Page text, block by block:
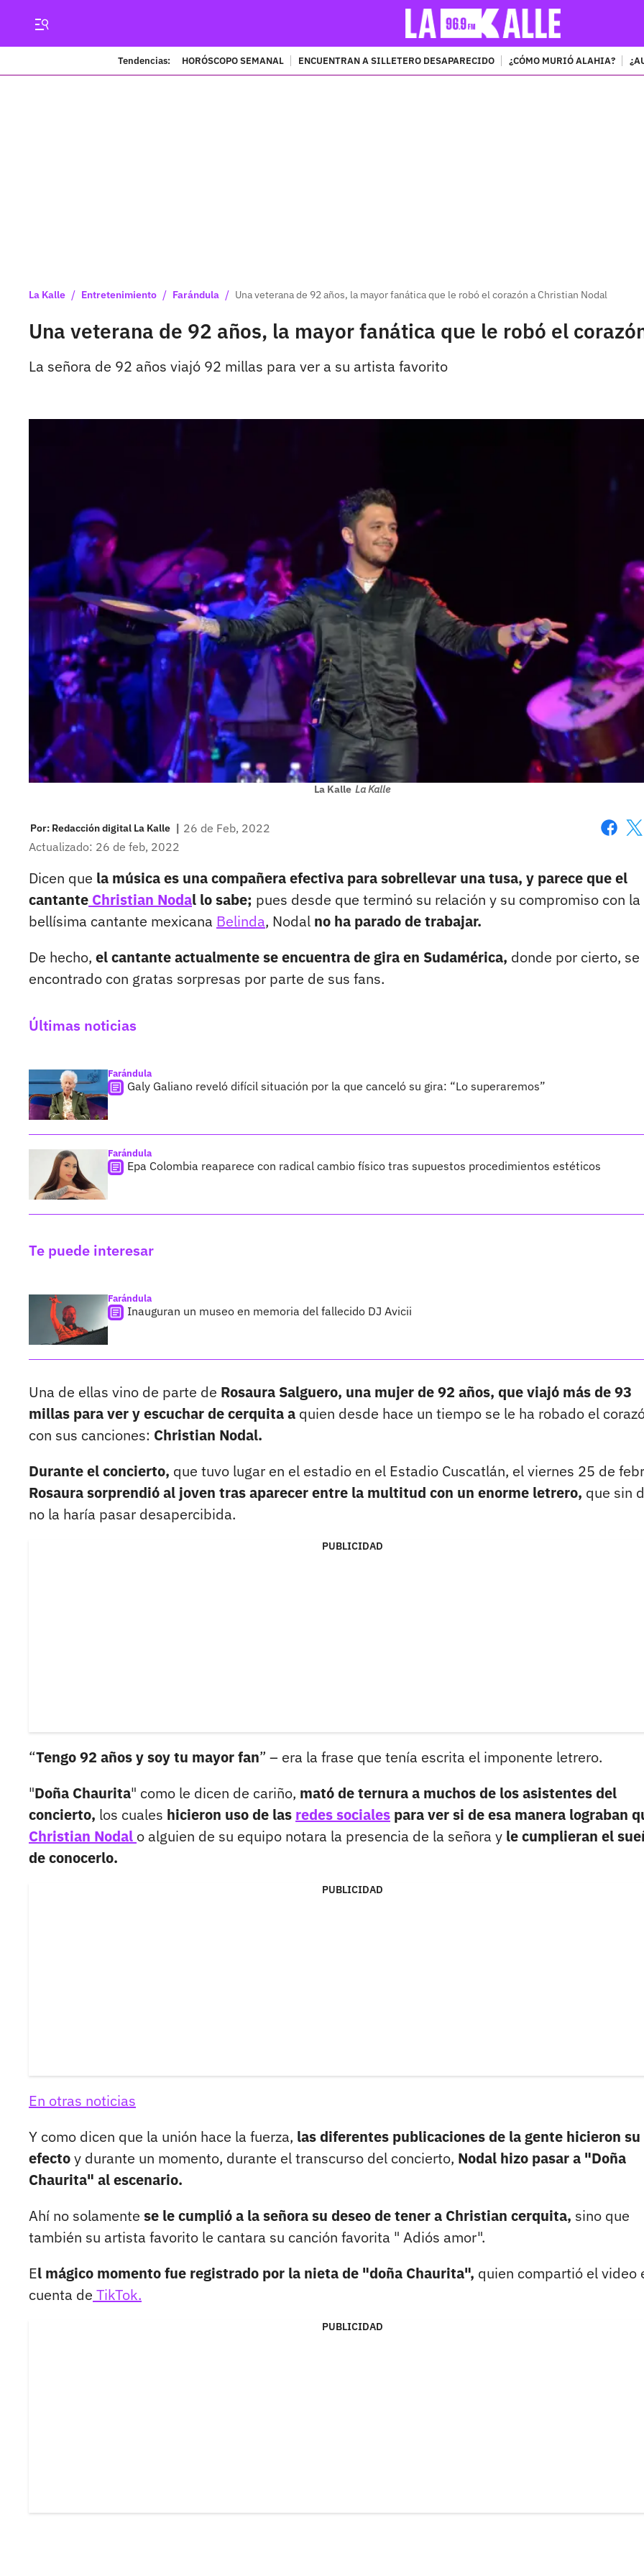
Tendencias: HORÓSCOPO SEMANAL ENCUENTRAN A SILLETERO DESAPARECIDO ¿CÓMO MURIÓ ALAHIA?
La Kalle / Entretenimiento / Farándula / Una veterana de 92 años, la mayor fanática que le robó el corazón a Christian Nodal
Una veterana de 92 años, la mayor fanática que le robó el
La señora de 92 años viajó 92 millas para ver a su artista favorito
La Kalle La Kalle
Por: Redacción digital La Kalle | 26 de Feb, 2022
Actualizado: 26 de feb, 2022
Dicen que la música es una compañera efectiva para sobrellevar una tusa, y parece que el
cantante Christian Nodal lo sabe; pues desde que terminó su relación y su compromiso con la
bellísima cantante mexicana Belinda, Nodal no ha parado de trabajar.
De hecho, el cantante actualmente se encuentra de gira en Sudamérica, donde por cierto, se
encontrado con gratas sorpresas por parte de sus fans.
Últimas noticias
Farándula
Galy Galiano reveló difícil situación por la que canceló su gira: “Lo superaremos”
Farándula
Epa Colombia reaparece con radical cambio físico tras supuestos procedimientos estéticos
Te puede interesar
Farándula
Inauguran un museo en memoria del fallecido DJ Avicii
Una de ellas vino de parte de Rosaura Salguero, una mujer de 92 años, que viajó más de 93
millas para ver y escuchar de cerquita a quien desde hace un tiempo se le ha robado el
con sus canciones: Christian Nodal.
Durante el concierto, que tuvo lugar en el estadio en el Estadio Cuscatlán, el viernes 25 de
Rosaura sorprendió al joven tras aparecer entre la multitud con un enorme letrero, que sin
no la haría pasar desapercibida.
PUBLICIDAD
“Tengo 92 años y soy tu mayor fan” – era la frase que tenía escrita el imponente letrero.
"Doña Chaurita" como le dicen de cariño, mató de ternura a muchos de los asistentes del
concierto, los cuales hicieron uso de las redes sociales para ver si de esa manera lograban
Christian Nodal o alguien de su equipo notara la presencia de la señora y le cumplieran el
de conocerlo.
PUBLICIDAD
En otras noticias
Y como dicen que la unión hace la fuerza, las diferentes publicaciones de la gente hicieron su
efectoy durante un momento, durante el transcurso del concierto, Nodal hizo pasar a "Doña
Chaurita" al escenario.
Ahí no solamente se le cumplió a la señora su deseo de tener a Christian cerquita, sino que
también su artista favorito le cantara su canción favorita " Adiós amor".
El mágico momento fue registrado por la nieta de "doña Chaurita", quien compartió el video
cuenta de TikTok.
PUBLICIDAD